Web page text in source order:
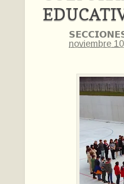
noviembre